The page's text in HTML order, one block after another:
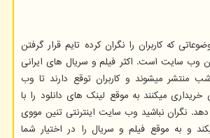
که کاربران را نگران کرده تایم قرار گرفتن
وب سایت است. اکثر فیلم و سریال های ایرانی
ساعت 8 صبح یا 8 شب منتشر میشوند و کاربران توقع دارند تا وب
خریداری میکنند به موقع لینک های دانلود را با
نگران نباشید وب سایت اینترنتی تنین مووی
و به موقع فیلم و سریال را در اختیار شما